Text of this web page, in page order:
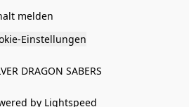
melden
Einstellungen
DRAGON SABERS
by Lightspeed